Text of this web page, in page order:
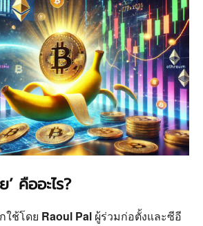
คืออะไร?
ใช้โดย Raoul Pal ผู้ร่วมก่อตั้งและซีอี